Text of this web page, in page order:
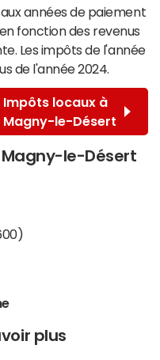
années de paiement
fonction des revenus
Les impôts de l'année
de l'année 2024.
Impôts locaux à
Magny-le-Désert
Magny-le-Désert
plus